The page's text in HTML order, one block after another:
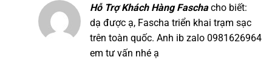
Hỗ Trợ Khách Hàng Fascha cho biết:
dạ được ạ, Fascha triển khai trạm sạc
trên toàn quốc. Anh ib zalo 0981626964
em tư vấn nhé ạ